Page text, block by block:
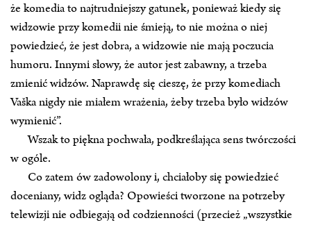
że komedia to najtrudniejszy gatunek, ponieważ kiedy się
widzowie przy komedii nie śmieją, to nie można o niej
powiedzieć, że jest dobra, a widzowie nie mają poczucia
humoru. Innymi słowy, że autor jest zabawny, a trzeba
zmienić widzów. Naprawdę się cieszę, że przy komediach
Vaška nigdy nie miałem wrażenia, żeby trzeba było widzów
wymienić”.
Wszak to piękna pochwała, podkreślająca sens twórczości
w ogóle.
Co zatem ów zadowolony i, chciałoby się powiedzieć
doceniany, widz ogląda? Opowieści tworzone na potrzeby
telewizji nie odbiegają od codzienności (przecież „wszystkie